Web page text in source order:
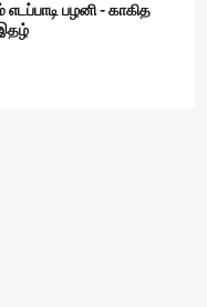
பழனி - காகித